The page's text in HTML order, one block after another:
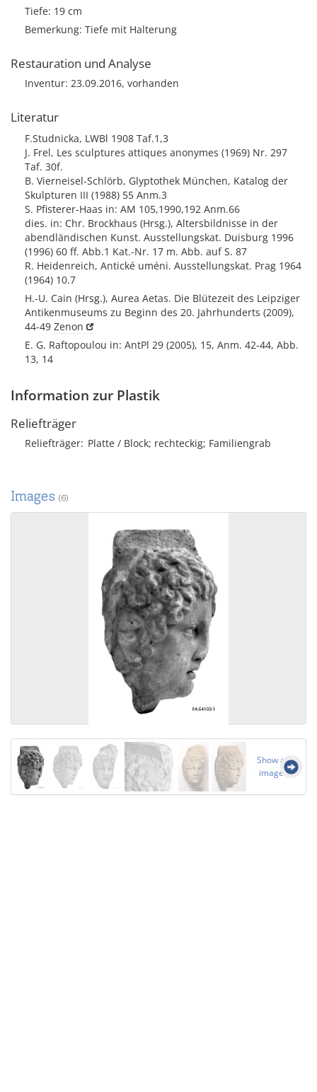
Tiefe: 19 cm
Bemerkung: Tiefe mit Halterung
Restauration und Analyse
Inventur: 23.09.2016, vorhanden
Literatur
F.Studnicka, LWBl 1908 Taf.1,3
J. Frel, Les sculptures attiques anonymes (1969) Nr. 297
Taf. 30f.
B. Vierneisel-Schlörb, Glyptothek München, Katalog der
Skulpturen III (1988) 55 Anm.3
S. Pfisterer-Haas in: AM 105,1990,192 Anm.66
dies. in: Chr. Brockhaus (Hrsg.), Altersbildnisse in der
abendländischen Kunst. Ausstellungskat. Duisburg 1996
(1996) 60 ff. Abb.1 Kat.-Nr. 17 m. Abb. auf S. 87
R. Heidenreich, Antické uméni. Ausstellungskat. Prag 1964
(1964) 10.7
H.-U. Cain (Hrsg.), Aurea Aetas. Die Blütezeit des Leipziger
Antikenmuseums zu Beginn des 20. Jahrhunderts (2009),
44-49 Zenon
E. G. Raftopoulou in: AntPl 29 (2005), 15, Anm. 42-44, Abb.
13, 14
Information zur Plastik
Reliefträger
Reliefträger Platte / Block; rechteckig; Familiengrab
Images (6)
Show all
images